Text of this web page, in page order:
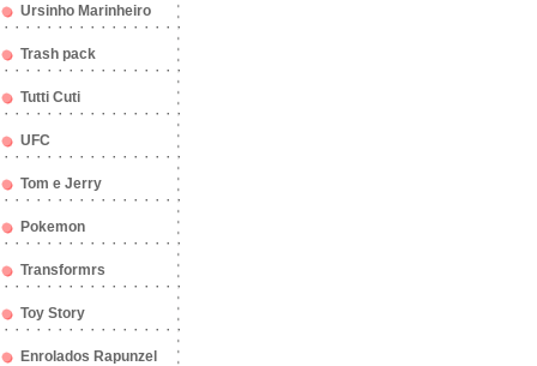
Ursinho Marinheiro
Trash pack
Tutti Cuti
UFC
Tom e Jerry
Pokemon
Transformrs
Toy Story
Enrolados Rapunzel